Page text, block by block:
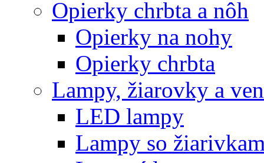
Opierky chrbta a nôh
Opierky na nohy
Opierky chrbta
Lampy, žiarovky a
LED lampy
Lampy so